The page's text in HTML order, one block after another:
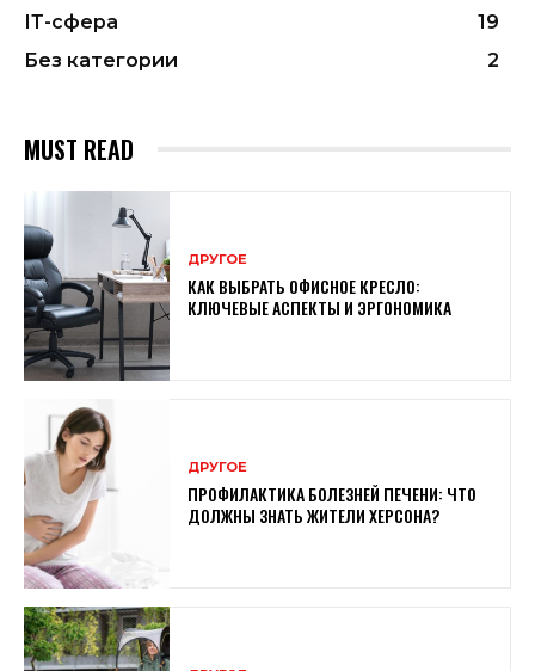
ІТ-сфера
19
Без категории
2
MUST READ
ДРУГОЕ
КАК ВЫБРАТЬ ОФИСНОЕ КРЕСЛО:
КЛЮЧЕВЫЕ АСПЕКТЫ И ЭРГОНОМИКА
ДРУГОЕ
ПРОФИЛАКТИКА БОЛЕЗНЕЙ ПЕЧЕНИ: ЧТО
ДОЛЖНЫ ЗНАТЬ ЖИТЕЛИ ХЕРСОНА?